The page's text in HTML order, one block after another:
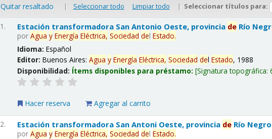
Quitar resaltado | Seleccionar todo Limpiar todo | Seleccionar títulos para:
1. Estación transformadora San Antonio Oeste, provincia de Río
porAgua y Energía Eléctrica, Sociedad delEstado.
Idioma:Español
Editor:Buenos Aires:Agua y Energía Eléctrica, Sociedad delEstado, 1988
Disponibilidad: Ítems disponibles para préstamo: Signatura topográfica:
Hacer reserva Agregar al carrito
2. Estación transformadora San Antoni Oeste, provincia de Río Negro
porAgua y Energía Eléctrica, Sociedad delEstado.